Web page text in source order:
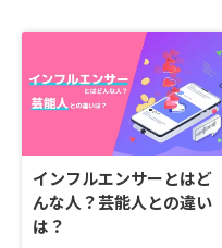
インフルエンサーとはど
んな人？芸能人との違い
は？